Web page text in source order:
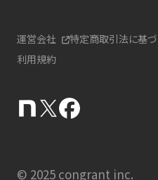
運営会社 特定商取引法に基
利用規約
© 2025 congrant inc.